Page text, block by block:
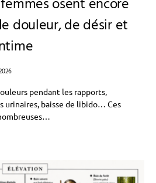
osent encore
douleur, de désir et
pendant les rapports,
baisse de libido… Ces